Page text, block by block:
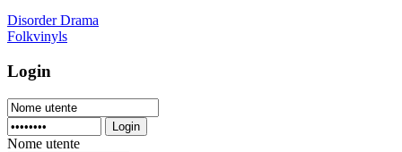
Disorder Drama
Folkvinyls
Login
Login
Nome utente